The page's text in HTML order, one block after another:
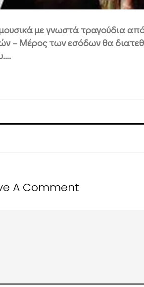
με γνωστά τραγούδια
– Μέρος των εσόδων θα
A Comment